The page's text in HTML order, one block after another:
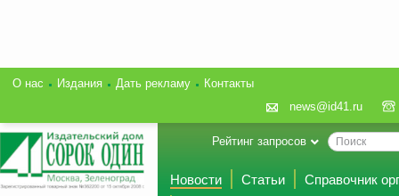
О нас Издания Дать рекламу
Контакты
news@id41.ru
Рейтинг запросов
Новости Статьи
Справочник